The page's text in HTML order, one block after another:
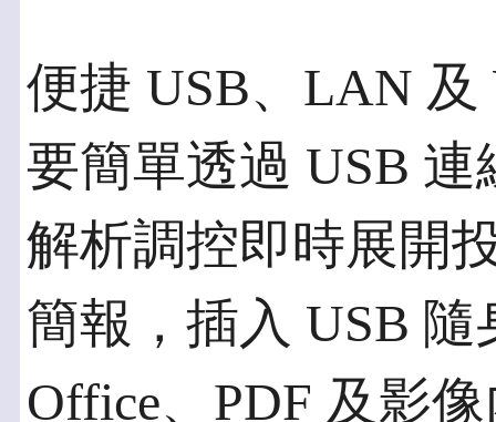
便捷 USB、LAN
要簡單透過 USB
解析調控即時展開
簡報，插入 USB
Office、PDF 及影